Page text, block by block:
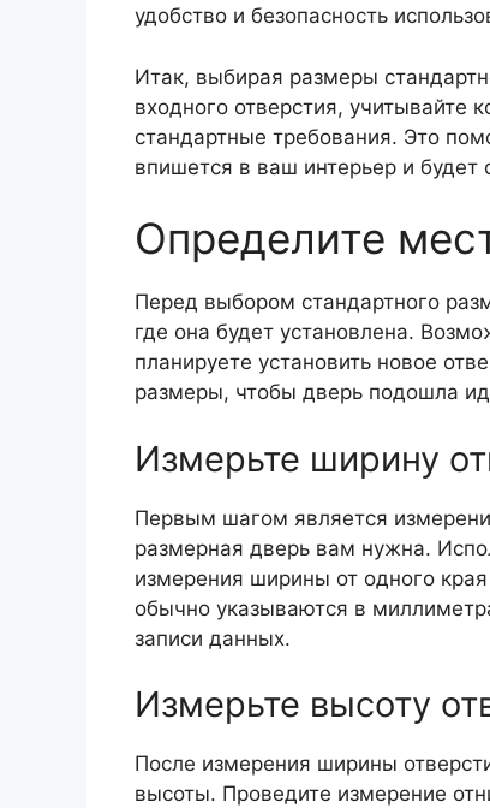
удобство и безопасность
Итак, выбирая размеры
входного отверстия, учитывайте
стандартные требования. Это
впишется в ваш интерьер и будет
Определите
Перед выбором стандартного
где она будет установлена.
планируете установить новое
размеры, чтобы дверь подошла
Измерьте ширину
Первым шагом является
размерная дверь вам нужна.
измерения ширины от одного
обычно указываются в
записи данных.
Измерьте высоту
После измерения ширины
высоты. Проведите измерение